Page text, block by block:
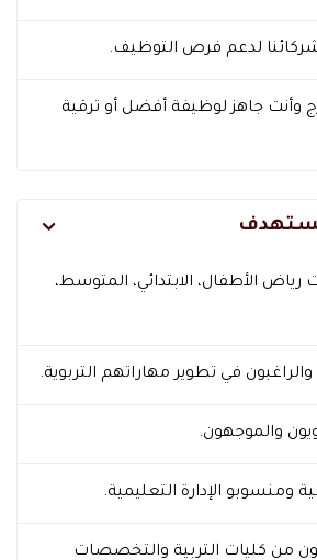
لدعم فرص التوظيف.
وأنت جاهز لوظيفة أفضل أو ترقية
الأطفال، الابتدائي، المتوسط،
في تطوير مهاراتهم التربوية.
والموجهون.
ومنسوبو الإدارة التعليمية.
من كليات التربية والتخصصات